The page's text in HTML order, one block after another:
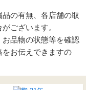
の有無、各店舗の取
ございます。
品物の状態等を確認
お伝えできますの